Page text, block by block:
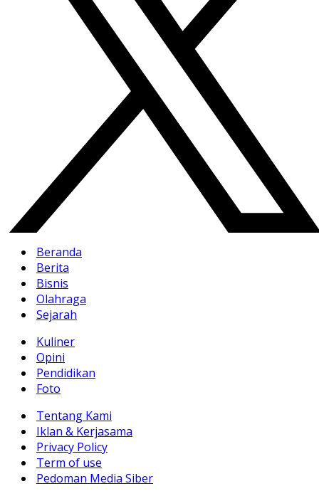
Beranda
Berita
Bisnis
Olahraga
Sejarah
Kuliner
Opini
Pendidikan
Foto
Tentang Kami
Iklan & Kerjasama
Privacy Policy
Term of use
Pedoman Media Siber